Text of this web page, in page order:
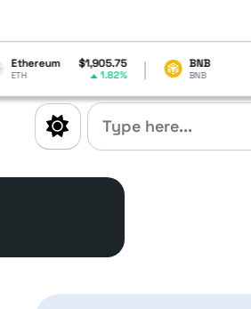
1.82%
BNB $594.10
BNB -0.66%